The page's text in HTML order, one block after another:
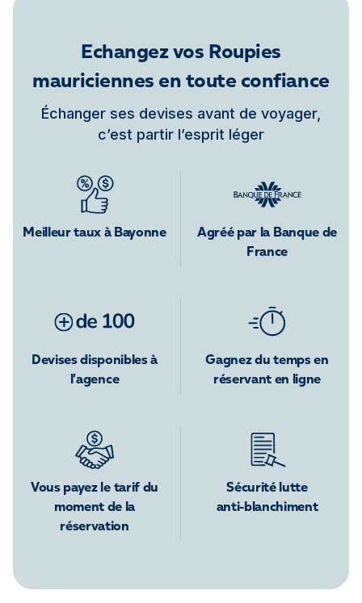
Echangez vos Roupies
mauriciennes en toute confiance
Échanger ses devises avant de voyager,
c’est partir l’esprit léger
Meilleur taux à Bayonne
Agréé par la Banque de
France
Devises disponibles à
l’agence
Gagnez du temps en
réservant en ligne
Vous payez le tarif du
moment de la
réservation
Sécurité lutte
anti-blanchiment